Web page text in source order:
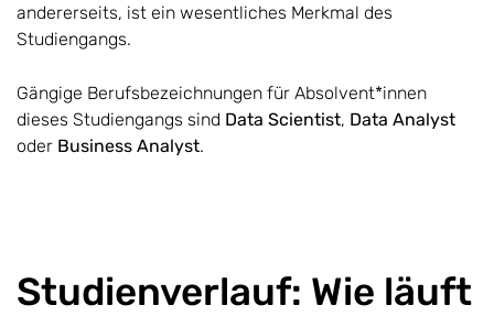
andererseits, ist ein wesentliches Merkmal des
Studiengangs.
Gängige Berufsbezeichnungen für Absolvent*innen
dieses Studiengangs sind Data Scientist, Data Analyst
oder Business Analyst.
Studienverlauf: Wie läuft